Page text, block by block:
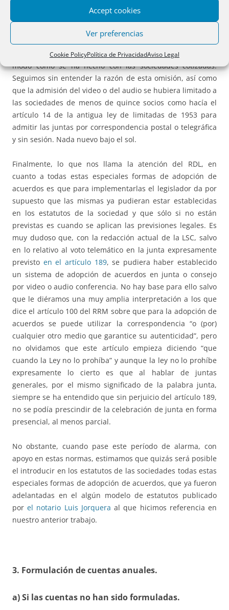
Accept cookies
Ver preferencias
Cookie PolicyPolítica de PrivacidadAviso Legal
medio muy difícil o casi imposible de utilizar.
Por ello nos hubiera parecido mejor la admisión, sin
previsión estatutaria, de votos telemáticos o por correo, al
modo como se ha hecho con las sociedades cotizadas.
Seguimos sin entender la razón de esta omisión, así como
que la admisión del video o del audio se hubiera limitado a
las sociedades de menos de quince socios como hacía el
artículo 14 de la antigua ley de limitadas de 1953 para
admitir las juntas por correspondencia postal o telegráfica
y sin sesión. Nada nuevo bajo el sol.
Finalmente, lo que nos llama la atención del RDL, en
cuanto a todas estas especiales formas de adopción de
acuerdos es que para implementarlas el legislador da por
supuesto que las mismas ya pudieran estar establecidas
en los estatutos de la sociedad y que sólo si no están
previstas es cuando se aplican las previsiones legales. Es
muy dudoso que, con la redacción actual de la LSC, salvo
en lo relativo al voto telemático en la junta expresamente
previsto en el artículo 189, se pudiera haber establecido
un sistema de adopción de acuerdos en junta o consejo
por video o audio conferencia. No hay base para ello salvo
que le diéramos una muy amplia interpretación a los que
dice el artículo 100 del RRM sobre que para la adopción de
acuerdos se puede utilizar la correspondencia “o (por)
cualquier otro medio que garantice su autenticidad”, pero
no olvidamos que este artículo empieza diciendo “que
cuando la Ley no lo prohíba” y aunque la ley no lo prohíbe
expresamente lo cierto es que al hablar de juntas
generales, por el mismo significado de la palabra junta,
siempre se ha entendido que sin perjuicio del artículo 189,
no se podía prescindir de la celebración de junta en forma
presencial, al menos parcial.
No obstante, cuando pase este período de alarma, con
apoyo en estas normas, estimamos que quizás será posible
el introducir en los estatutos de las sociedades todas estas
especiales formas de adopción de acuerdos, que ya fueron
adelantadas en el algún modelo de estatutos publicado
porel notario Luis Jorquera al que hicimos referencia en
nuestro anterior trabajo.
3. Formulación de cuentas anuales.
a) Si las cuentas no han sido formuladas.